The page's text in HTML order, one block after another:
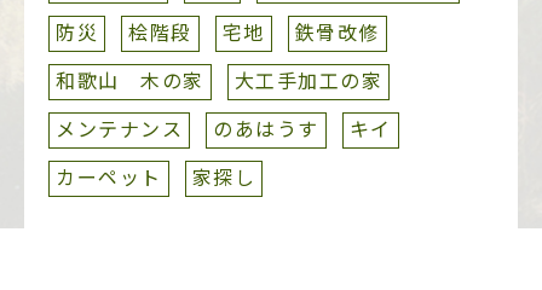
防災
桧階段 宅地
鉄骨改修
和歌山 木の家
大工手加工の家
メンテナンス
のあはうす
キイ
カーペット
家探し